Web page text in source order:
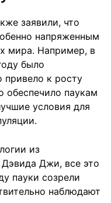
заявили, что
напряженным
мира. Например, в
было
привело к росту
обеспечило паукам
условия для
из
Джи, все это
пауки созрели
наблюдают